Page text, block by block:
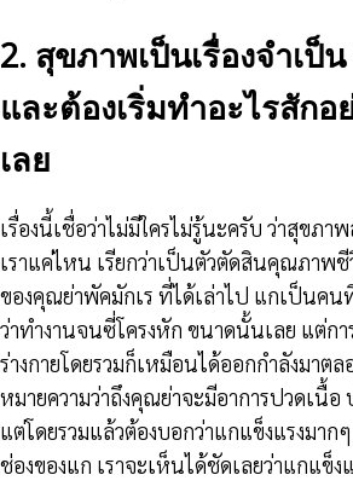
2. สุขภาพเป็นเรื่องจำเป็
และต้องเริ่มทำอะไรสัก
เลย
เรื่องนี้เชื่อว่าไม่มีใครไม่รู้นะครับ ว่าสุขภ
เราแค่ไหน เรียกว่าเป็นตัวตัดสินคุณภาพชีวิ
ของคุณย่าพัคมักเร ที่ได้เล่าไป แกเป็นคน
ว่าทำงานจนซี่โครงหัก ขนาดนั้นเลย แต่ก
ร่างกายโดยรวมก็เหมือนได้ออกกำลังมาต
หมายความว่าถึงคุณย่าจะมีอาการปวดเนื้อ
แต่โดยรวมแล้วต้องบอกว่าแกแข็งแรงมา
ช่องของแก เราจะเห็นได้ชัดเลยว่าแกแข็ง